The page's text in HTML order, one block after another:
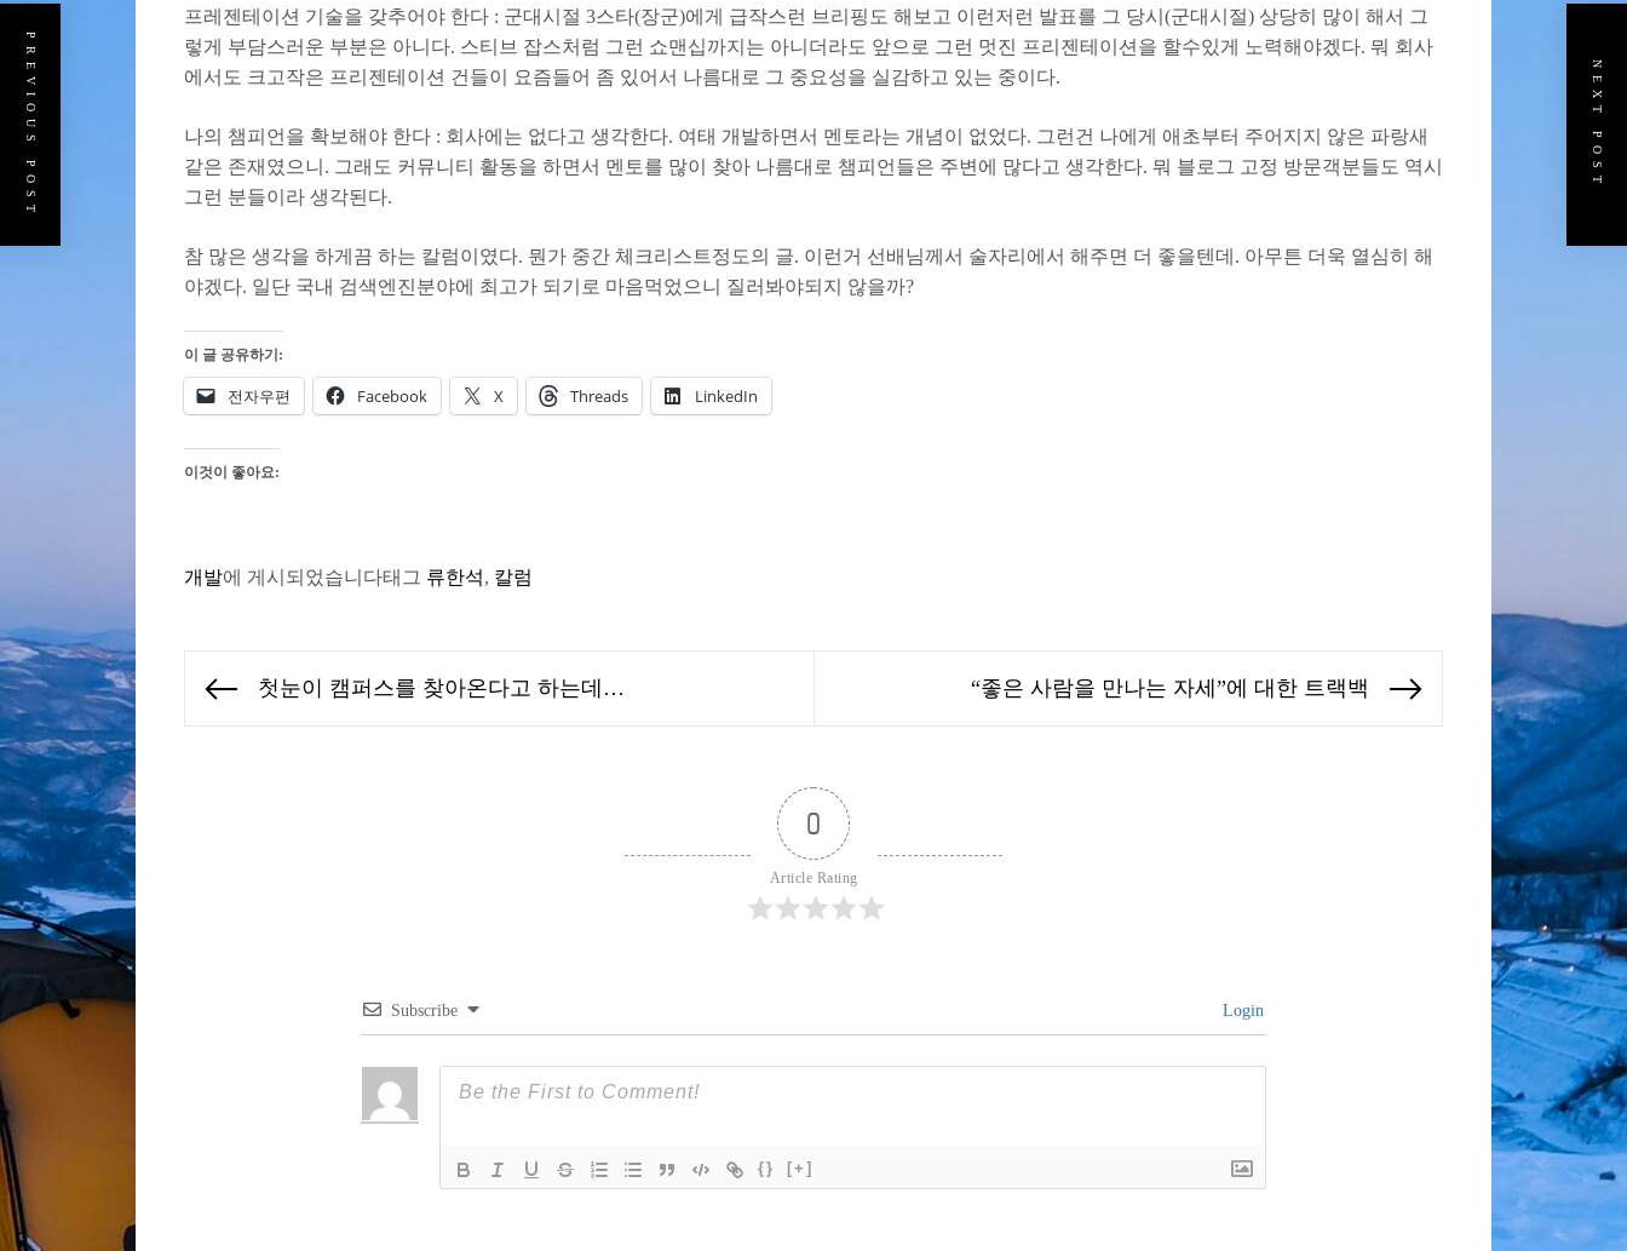
프레젠테이션 기술을 갖추어야 한다 : 군대시절 3스타(장군)에게 급작스런 브리핑도 해보고 이런저런 발표를 그 당시(군대시절) 상당히 많이 해서 그
렇게 부담스러운 부분은 아니다. 스티브 잡스처럼 그런 쇼맨십까지는 아니더라도 앞으로 그런 멋진 프리젠테이션을 할수있게 노력해야겠다. 뭐 회사
에서도 크고작은 프리젠테이션 건들이 요즘들어 좀 있어서 나름대로 그 중요성을 실감하고 있는 중이다.
나의 챔피언을 확보해야 한다 : 회사에는 없다고 생각한다. 여태 개발하면서 멘토라는 개념이 없었다. 그런건 나에게 애초부터 주어지지 않은 파랑새
같은 존재였으니. 그래도 커뮤니티 활동을 하면서 멘토를 많이 찾아 나름대로 챔피언들은 주변에 많다고 생각한다. 뭐 블로그 고정 방문객분들도 역시
그런 분들이라 생각된다.
참 많은 생각을 하게끔 하는 칼럼이였다. 뭔가 중간 체크리스트정도의 글. 이런거 선배님께서 술자리에서 해주면 더 좋을텐데. 아무튼 더욱 열심히 해
야겠다. 일단 국내 검색엔진분야에 최고가 되기로 마음먹었으니 질러봐야되지 않을까?
이 글 공유하기:
전자우편 Facebook X Threads LinkedIn
이것이 좋아요:
개발에 게시되었습니다태그 류한석, 칼럼
Previous
첫눈이 캠퍼스를 찾아온다고 하는데… “좋은 사람을 만나는 자세”에 대한 트랙백
0
Article Rating
Subscribe Login
{} [+]
PREVIOUS POST NEXT POST